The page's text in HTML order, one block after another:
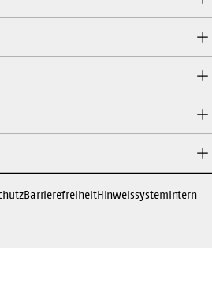
BarrierefreiheitHinweissystemIntern